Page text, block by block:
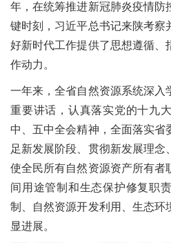
年，在统筹推进新冠肺炎疫情防
键时刻，习近平总书记来陕考察
好新时代工作提供了思想遵循、
作动力。
一年来，全省自然资源系统深入
重要讲话，认真落实党的十九
中、五中全会精神，全面落实省
足新发展阶段、贯彻新发展理
使全民所有自然资源资产所有者
间用途管制和生态保护修复职
制、自然资源开发利用、生态环
显进展。